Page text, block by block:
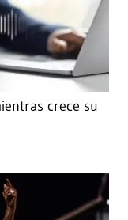
crece su